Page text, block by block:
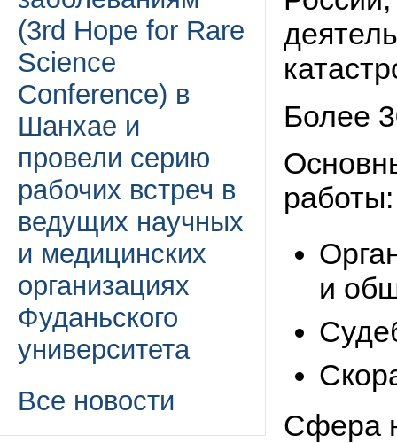
(3rd Hope for Rare
Science
Conference) в
Шанхае и
провели серию
рабочих встреч в
ведущих научных
и медицинских
организациях
Фуданьского
университета
Все новости
Более
работы:
и
Сфера